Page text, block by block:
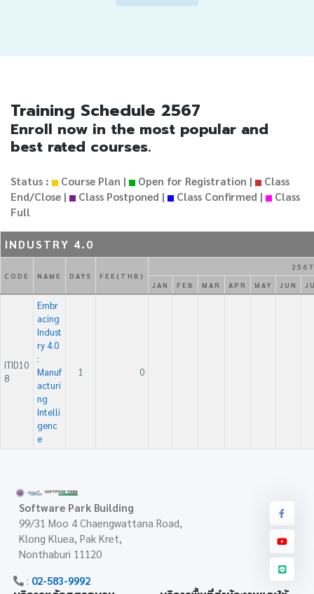
Training Schedule 2567
Enroll now in the most popular and
best rated courses.
Status : Course Plan | Open for Registration |
Class
End/Close |
Class Postponed | Class Confirmed |
Class
Full
INDUSTRY 4.0
CODE NAME DAYS FEE(THB)
2567
JAN
FEB MAR APR MAY JUN
ITID10
8
Embr
acing
Indust
ry 4.0
:
Manuf
acturi
ng
Intelli
genc
e
1 0
Software Park Building
99/31 Moo 4 Chaengwattana Road,
Klong Kluea, Pak Kret,
Nonthaburi 11120
: 02-583-9992